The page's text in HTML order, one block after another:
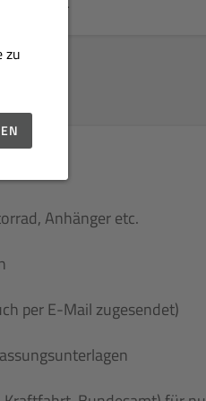
zu
Anhänger etc.
per E-Mail zugesendet)